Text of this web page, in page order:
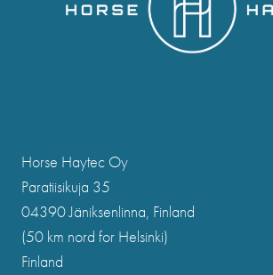
Horse Haytec Oy
Paratiisikuja 35
04390 Jäniksenlinna, Finland
(50 km nord for Helsinki)
Finland